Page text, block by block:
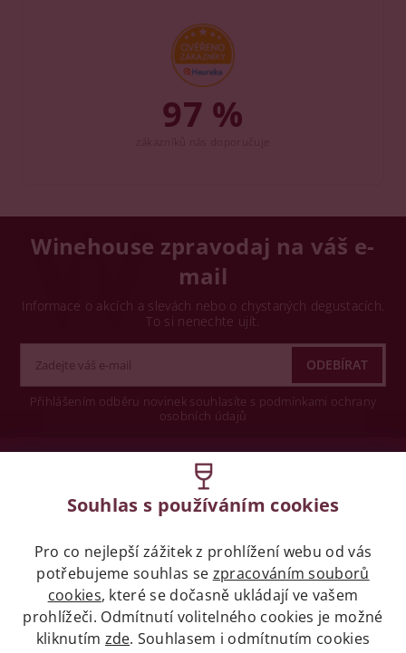
97 %
Winehouse zpravodaj na váš e-
mail
Informace o akcích a slevách nebo o chystaných degustacích.
To si nenechte ujít.
Přihlášením odběru novinek souhlasíte s podmínkami ochrany
osobních údajů
Legislativa
Zákaz prodeje alkoholických nápojů osobám
mladších 18 let.
Naše služby
Souhlas s používáním cookies
Pro co nejlepší zážitek z prohlížení webu od vás
potřebujeme souhlas se zpracováním souborů
cookies, které se dočasně ukládají ve vašem
prohlížeči. Odmítnutí volitelného cookies je možné
kliknutím zde. Souhlasem i odmítnutím cookies